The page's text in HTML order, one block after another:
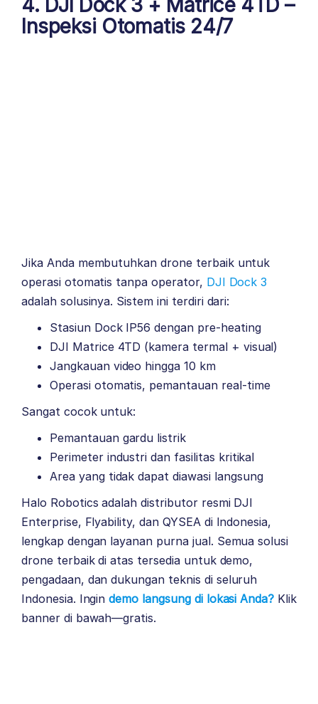
4. DJI Dock 3 + Matrice 4TD–
Inspeksi Otomatis 24/7
Jika Anda membutuhkan drone terbaik untuk
operasi otomatis tanpa operator, DJI Dock 3
adalah solusinya. Sistem ini terdiri dari:
Stasiun Dock IP56 dengan pre-heating
DJI Matrice 4TD (kamera termal + visual)
Jangkauan video hingga 10 km
Operasi otomatis, pemantauan real-time
Sangat cocok untuk:
Pemantauan gardu listrik
Perimeter industri dan fasilitas kritikal
Area yang tidak dapat diawasi langsung
Halo Robotics adalah distributor resmi DJI
Enterprise, Flyability, dan QYSEA di Indonesia,
lengkap dengan layanan purna jual. Semua solusi
drone terbaik di atas tersedia untuk demo,
pengadaan, dan dukungan teknis di seluruh
Indonesia. Ingindemo langsung di lokasi Anda? Klik
banner di bawah—gratis.